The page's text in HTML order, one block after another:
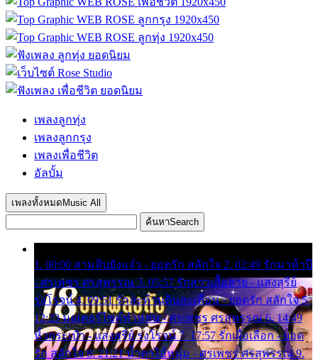
เพลงลูกทุ่ง
เพลงลูกกรุง
เพลงเพื่อชีวิต
อัลบั้ม
เพลงทั้งหมด Music All
ค้นหาSearch
1. 00:00 สามสิบยังแจ๋ว - ยอดรัก สลักใจ 2. 02:49 รักมาห้าปี
- ศรเพชร ศรสุพรรณ 3. 05:57 รักสาวเสื้อลาย - แสงสุรีย์
รุ่งโรจน์ 4. 09:51 รักสะท้านดินสะเทือน - ยอดรัก สลักใจ 5.
12:23 มอเตอร์ไซค์ทำหล่น - ศรเพชร ศรสุพรรณ 6. 14:49
หิ้วกระเป๋า - แสงสุรีย์ รุ่งโรจน์ 7. 17:57 รักเผื่อเลือก - ยอด
รัก สลักใจ 8. 21:21 น้ำตาไอ้หนุ่ม - ศรเพชร ศรสุพรรณ 9.